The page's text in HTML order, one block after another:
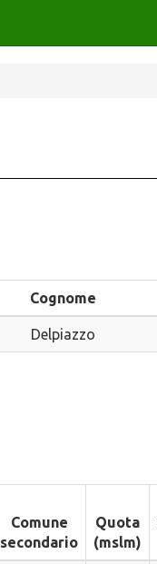
Cognome
Delpiazzo
Comune
secondario
Quota
(mslm)